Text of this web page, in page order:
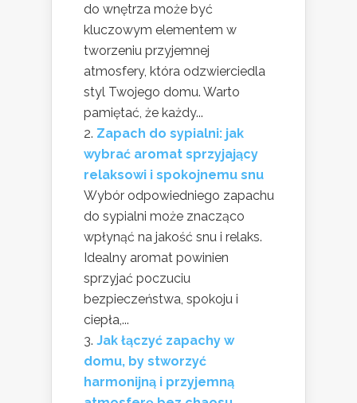
do wnętrza może być
kluczowym elementem w
tworzeniu przyjemnej
atmosfery, która odzwierciedla
styl Twojego domu. Warto
pamiętać, że każdy...
Zapach do sypialni: jak
wybrać aromat sprzyjający
relaksowi i spokojnemu snu
Wybór odpowiedniego zapachu
do sypialni może znacząco
wpłynąć na jakość snu i relaks.
Idealny aromat powinien
sprzyjać poczuciu
bezpieczeństwa, spokoju i
ciepła,...
Jak łączyć zapachy w
domu, by stworzyć
harmonijną i przyjemną